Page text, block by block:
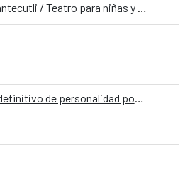
El último canto de Tlantecutli / Teatro para niñas y niños a partir de 6 años
¿quién eres? un test definitivo de personalidad por Aura García-Junco